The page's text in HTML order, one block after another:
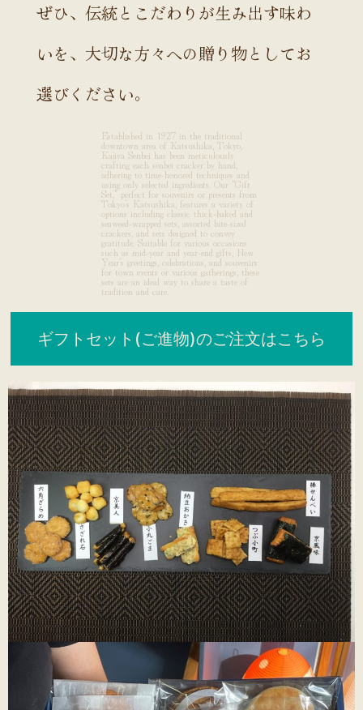
ぜひ、伝統とこだわりが生み出す味わ
いを、大切な方々への贈り物としてお
選びください。
Established in 1927 in the traditional
downtown area of Katsushika, Tokyo,
Kajiya Senbei has been meticulously
crafting each senbei cracker by hand,
adhering to time-honored techniques and
using only selected ingredients. Our “Gift
Set,” perfect for souvenirs or presents from
Tokyo’s Katsushika, features a variety of
options including classic thick-baked and
seaweed-wrapped sets, assorted bite-sized
crackers, and sets designed to convey
gratitude. Suitable for various occasions
such as mid-year and year-end gifts, New
Year’s greetings, celebrations, and souvenirs
for town events or various gatherings, these
sets are an ideal way to share a taste of
tradition and care.
ギフトセット(ご進物)のご注文はこちら